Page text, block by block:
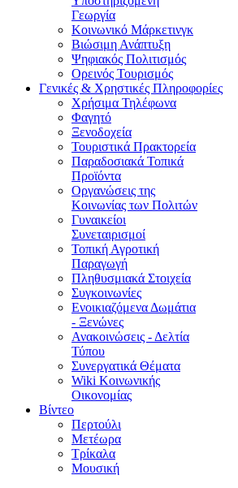
Γεωργία
Κοινωνικό Μάρκετινγκ
Βιώσιμη Ανάπτυξη
Ψηφιακός Πολιτισμός
Ορεινός Τουρισμός
Γενικές & Χρηστικές Πληροφορίες
Χρήσιμα Τηλέφωνα
Φαγητό
Ξενοδοχεία
Τουριστικά Πρακτορεία
Παραδοσιακά Τοπικά
Προϊόντα
Οργανώσεις της
Κοινωνίας των Πολιτών
Γυναικείοι
Συνεταιρισμοί
Τοπική Αγροτική
Παραγωγή
Πληθυσμιακά Στοιχεία
Συγκοινωνίες
Ενοικιαζόμενα Δωμάτια
- Ξενώνες
Ανακοινώσεις - Δελτία
Τύπου
Συνεργατικά Θέματα
Wiki Κοινωνικής
Οικονομίας
Βίντεο
Περτούλι
Μετέωρα
Τρίκαλα
Μουσική